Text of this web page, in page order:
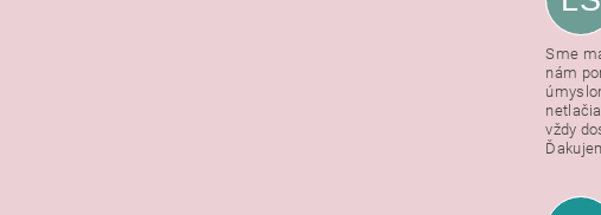
Sme
nám
vždy